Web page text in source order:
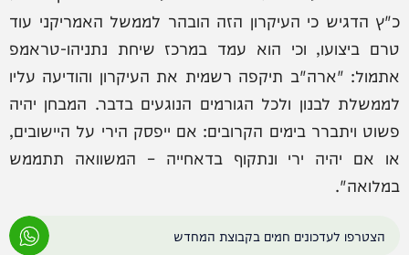
כ"ץ הדגיש כי העיקרון הזה הובהר לממשל האמריקני עוד
טרם ביצועו, וכי הוא עמד במרכז שיחת נתניהו-טראמפ
אתמול: "ארה"ב תיקפה רשמית את העיקרון והודיעה עליו
לממשלת לבנון ולכל הגורמים הנוגעים בדבר. המבחן יהיה
פשוט ויתברר בימים הקרובים: אם ייפסק הירי על היישובים,
או אם יהיה ירי ונתקוף בדאחייה – המשוואה תתממש
במלואה".
הצטרפו לעדכונים חמים בקבוצת המחדש